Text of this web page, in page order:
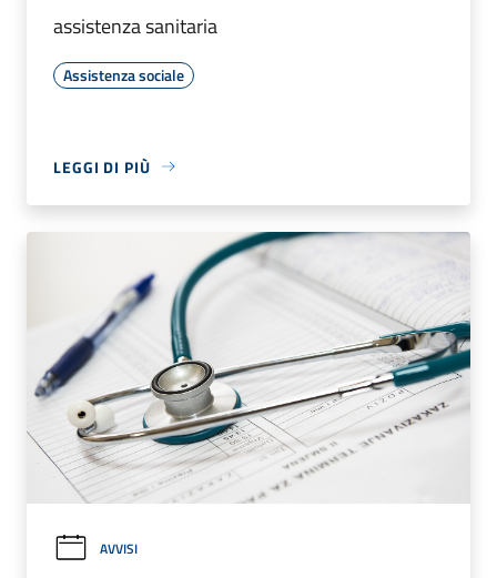
assistenza sanitaria
Assistenza sociale
LEGGI DI PIÙ
AVVISI